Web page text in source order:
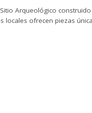
Arqueológico
ofrecen piezas